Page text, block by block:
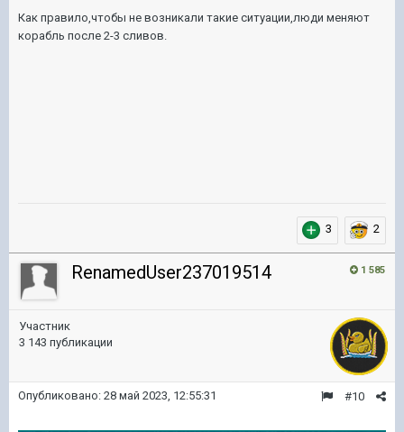
Как правило,чтобы не возникали такие ситуации,люди меняют
корабль после 2-3 сливов.
3 2
1 585
RenamedUser237019514
Участник
3 143 публикации
#10
Опубликовано: 28 май 2023, 12:55:31